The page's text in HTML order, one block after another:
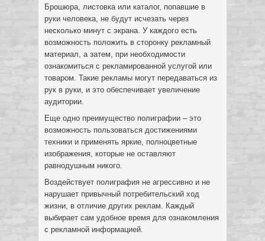
Брошюра, листовка или каталог, попавшие в
руки человека, не будут исчезать через
несколько минут с экрана. У каждого есть
возможность положить в сторонку рекламный
материал, а затем, при необходимости
ознакомиться с рекламированной услугой или
товаром. Такие рекламы могут передаваться из
рук в руки, и это обеспечивает увеличение
аудитории.
Еще одно преимущество полиграфии – это
возможность пользоваться достижениями
техники и применять яркие, полноцветные
изображения, которые не оставляют
равнодушным никого.
Воздействует полиграфия не агрессивно и не
нарушает привычный потребительский ход
жизни, в отличие других реклам. Каждый
выбирает сам удобное время для ознакомления
с рекламной информацией.